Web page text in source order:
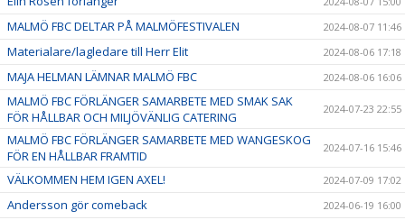
MALMÖ FBC DELTAR PÅ MALMÖFESTIVALEN 2024-08-07 11:46
Materialare/lagledare till Herr Elit 2024-08-06 17:18
MAJA HELMAN LÄMNAR MALMÖ FBC 2024-08-06 16:06
MALMÖ FBC FÖRLÄNGER SAMARBETE MED SMAK SAK
FÖR HÅLLBAR OCH MILJÖVÄNLIG CATERING
2024-07-23 22:55
MALMÖ FBC FÖRLÄNGER SAMARBETE MED WANGESKOG
FÖR EN HÅLLBAR FRAMTID
2024-07-16 15:46
VÄLKOMMEN HEM IGEN AXEL! 2024-07-09 17:02
Andersson gör comeback 2024-06-19 16:00